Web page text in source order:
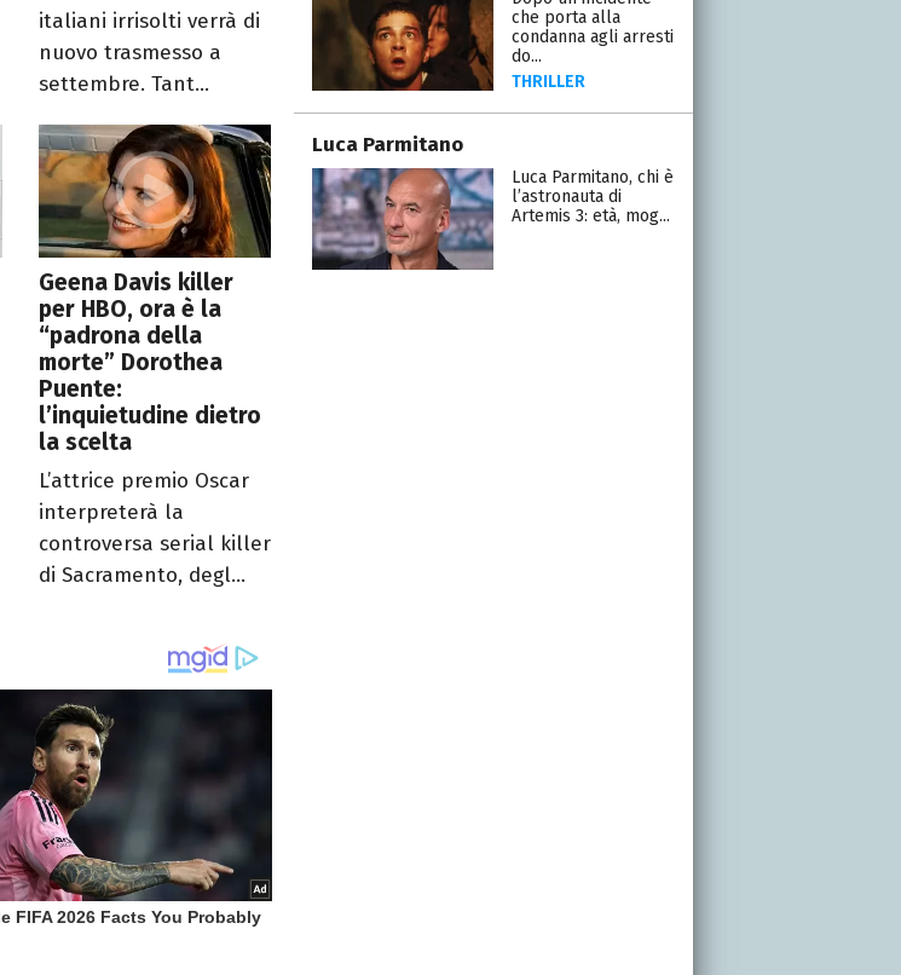
italiani irrisolti verrà di
nuovo trasmesso a
settembre. Tant...
Geena Davis killer
per HBO, ora è la
“padrona della
morte” Dorothea
Puente:
l’inquietudine dietro
la scelta
L’attrice premio Oscar
interpreterà la
controversa serial killer
di Sacramento, degl...
che porta alla
condanna agli arresti
do...
THRILLER
Luca Parmitano
Luca Parmitano, chi è
l’astronauta di
Artemis 3: età, mog...